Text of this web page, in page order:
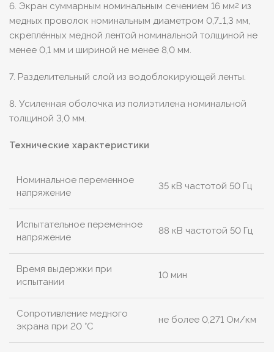
6. Экран суммарным номинальным сечением 16 мм2 из
медных проволок номинальным диаметром 0,7…1,3 мм,
скреплённых медной лентой номинальной толщиной не
менее 0,1 мм и шириной не менее 8,0 мм.
7. Разделительный слой из водоблокирующей ленты.
8. Усиленная оболочка из полиэтилена номинальной
толщиной 3,0 мм.
Технические характеристики
Номинальное переменное
напряжение
35 кВ частотой 50 Гц
Испытательное переменное
напряжение
88 кВ частотой 50 Гц
Время выдержки при
испытании
10 мин
Сопротивление медного
экрана при 20 °С
не более 0,271 Ом/км